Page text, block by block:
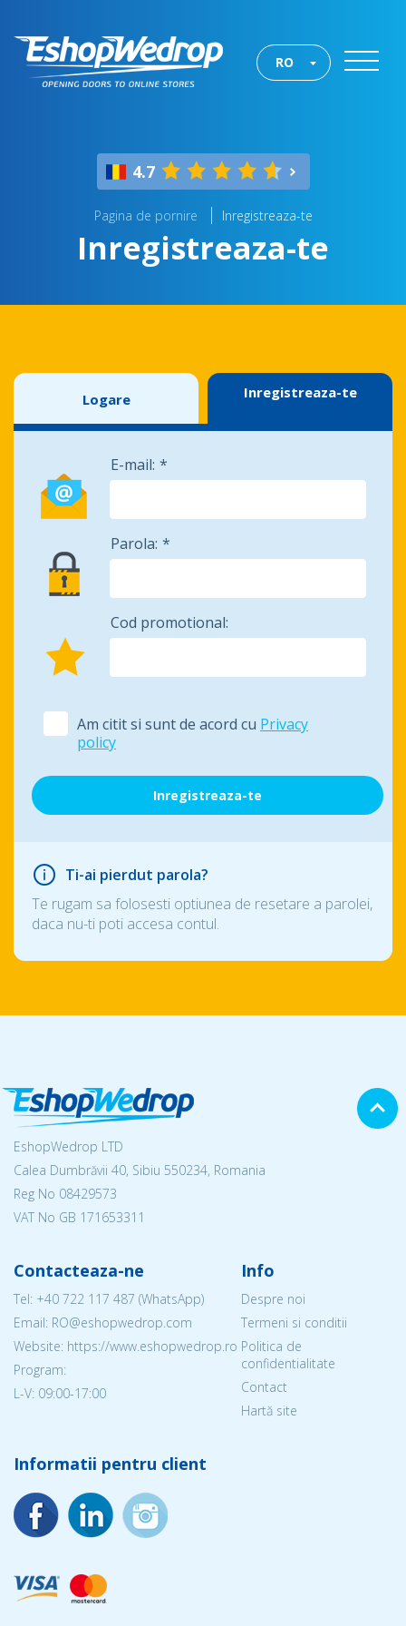
RO
4.7
Pagina de pornire Inregistreaza-te
Inregistreaza-te
Logare Inregistreaza-te
E-mail:
Parola:
Cod promotional:
Am citit si sunt de acord cu Privacy
policy
Ti-ai pierdut parola?
Te rugam sa folosesti optiunea de resetare a parolei,
daca nu-ti poti accesa contul.
EshopWedrop LTD
Calea Dumbrăvii 40, Sibiu 550234, Romania
Reg No 08429573
VAT No GB 171653311
Contacteaza-ne
Tel: +40 722 117 487 (WhatsApp)
Email: RO@eshopwedrop.com
Website: https://www.eshopwedrop.ro
Program:
L-V: 09:00-17:00
Info
Despre noi
Termeni si conditii
Politica de
confidentialitate
Contact
Hartă site
Informatii pentru client